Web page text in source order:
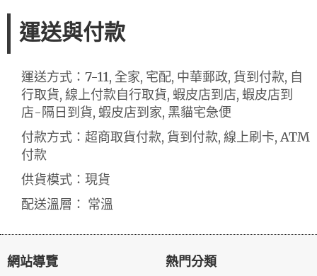
運送與付款
運送方式：7-11, 全家, 宅配, 中華郵政, 貨到付款, 自
行取貨, 線上付款自行取貨, 蝦皮店到店, 蝦皮店到
店-隔日到貨, 蝦皮店到家, 黑貓宅急便
付款方式：超商取貨付款, 貨到付款, 線上刷卡, ATM
付款
供貨模式：現貨
配送溫層： 常溫
網站導覽 熱門分類